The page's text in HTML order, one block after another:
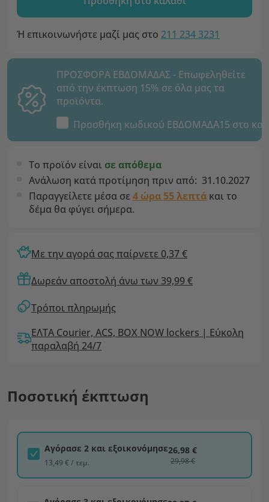
Ή επικοινωνήστε μαζί μας στο 211 234 3231
ΠΡΟΣΦΟΡΑ ΕΒΔΟΜΑΔΑΣ - Επωφεληθείτε
από την έκπτωση 15% σε όλα μας τα
προϊόντα.
Προσθήκη κωδικού ΕΒΔΟΜΑΔΑ15 στο
Το προϊόν είναι σε απόθεμα
Ανάλωση κατά προτίμηση πριν από: 31.10.2027
Παραγγείλετε μέσα σε4 ώρα 55 λεπτά και το
δέμα θα φύγει σήμερα.
Με την αγορά σας παίρνετε 0,37 €
Δωρεάν αποστολή άνω των 39,99 €
Τρόποι πληρωμής
ΕΛΤΑ Courier, ACS, BOX NOW lockers | Εύκολη
παραλαβή 24/7
Ποσοτική έκπτωση
Αγόρασε 2 και εξοικονόμησε
13,49 € / τεμ.
26,98 €
29,98 €